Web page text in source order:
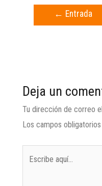
← Entrada
Deja un
Tu dirección de correo
Los campos